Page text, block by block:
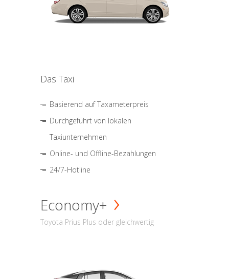
Das Taxi
Basierend auf Taxameterpreis
Durchgeführt von lokalen
Taxiunternehmen
Online- und Offline-Bezahlungen
24/7-Hotline
Economy+
Toyota Prius Plus oder gleichwertig